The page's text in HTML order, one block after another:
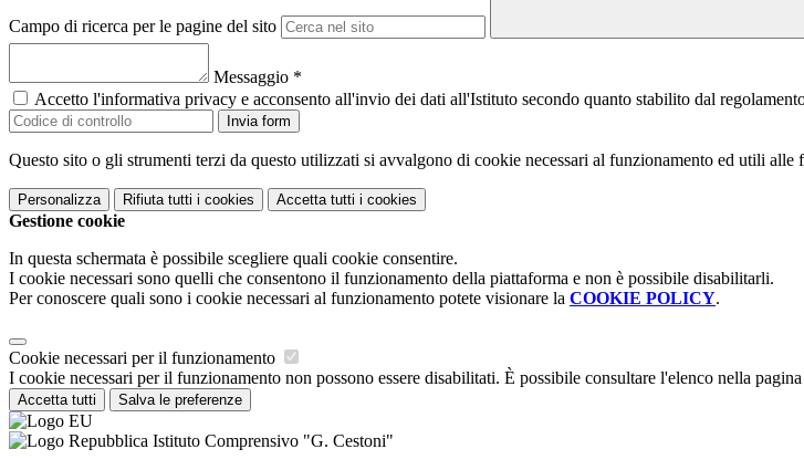
Campo di ricerca per le pagine del sito
Messaggio *
Accetto l'informativa privacy e acconsento all'invio dei dati all'Istituto secondo quanto stabilito dal
Invia form
Questo sito o gli strumenti terzi da questo utilizzati si avvalgono di cookie necessari al funzionamento ed utili alle
Personalizza Rifiuta tutti i cookies Accetta tutti i cookies
Gestione cookie
In questa schermata è possibile scegliere quali cookie consentire.
I cookie necessari sono quelli che consentono il funzionamento della piattaforma e non è possibile disabilitarli.
Per conoscere quali sono i cookie necessari al funzionamento potete visionare la COOKIE POLICY.
Cookie necessari per il funzionamento
I cookie necessari per il funzionamento non possono essere disabilitati. È possibile consultare l'elenco nella
Accetta tutti Salva le preferenze
Istituto Comprensivo "G. Cestoni"